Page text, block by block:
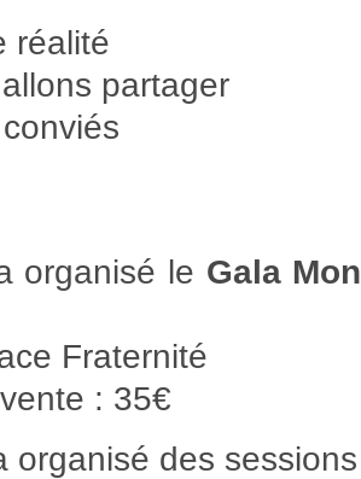
réalité
partager
organisé le Gala
Fraternité
: 35€
organisé des